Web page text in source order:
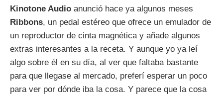
Kinotone Audio anunció hace ya algunos meses
Ribbons, un pedal estéreo que ofrece un emulador de
un reproductor de cinta magnética y añade algunos
extras interesantes a la receta. Y aunque yo ya leí
algo sobre él en su día, al ver que faltaba bastante
para que llegase al mercado, preferí esperar un poco
para ver por dónde iba la cosa. Y parece que la cosa